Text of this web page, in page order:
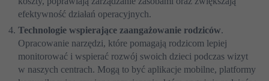
efektywność działań operacyjnych.
Technologie wspierające zaangażowanie rodziców.
Opracowanie narzędzi, które pomagają rodzicom lepiej
monitorować i wspierać rozwój swoich dzieci podczas wizyt
w naszych centrach. Mogą to być aplikacje mobilne, platformy